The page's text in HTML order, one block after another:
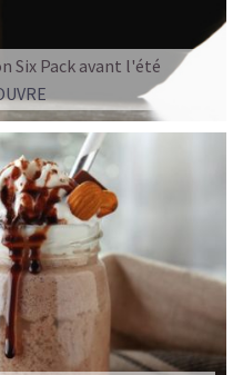
Six Pack avant l'été